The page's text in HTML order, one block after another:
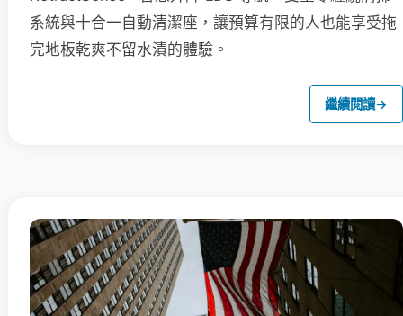
系統與十合一自動清潔座，讓預算有限的人也能享受拖
完地板乾爽不留水漬的體驗。
繼續閱讀→